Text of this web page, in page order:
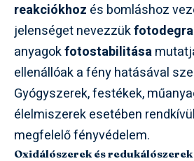
reakciókhoz és bomláshoz
jelenséget nevezzük
anyagokfotostabilitása
ellenállóak a fény hatásával
Gyógyszerek, festékek,
élelmiszerek esetében
megfelelő fényvédelem.
Oxidálószerek és redukálószerek